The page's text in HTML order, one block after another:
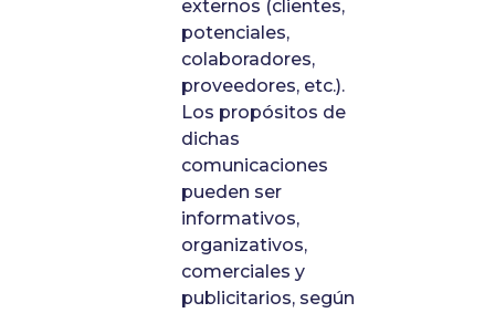
externos (clientes,
potenciales,
colaboradores,
proveedores, etc.).
Los propósitos de
dichas
comunicaciones
pueden ser
informativos,
organizativos,
comerciales y
publicitarios, según